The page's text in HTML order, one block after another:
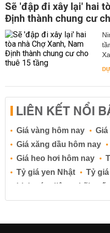
Sẽ 'đập đi xây lại' hai
Định thành chung cư
LIÊN KẾT NỔI
Giá vàng hôm nay
Giá
Giá xăng dầu hôm nay
Giá heo hơi hôm nay
Tỷ giá yen Nhật
Tỷ
Lịch cúp điện
Lãi suất
Lãi suất tiết kiệm
Lãi